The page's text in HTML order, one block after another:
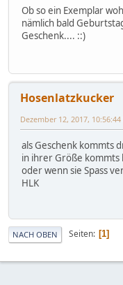
Ob so ein Exemplar
nämlich bald
Geschenk.... ::)
Hosenlatzkucker
Dezember 12, 2017, 10:56:44
als Geschenk kommts
in ihrer Größe kommts
oder wenn sie Spass
HLK
NACH OBEN Seiten 1